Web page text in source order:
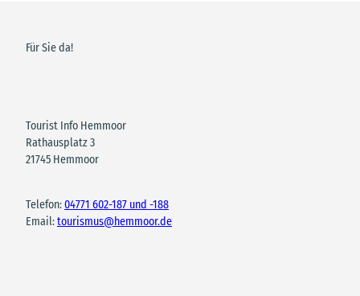
Für Sie da!
Tourist Info Hemmoor
Rathausplatz 3
21745 Hemmoor
Telefon:04771 602-187 und -188
Email:tourismus@hemmoor.de